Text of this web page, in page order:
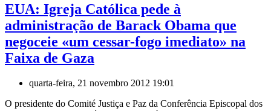
EUA: Igreja Católica pede à
administração de Barack Obama que
negoceie «um cessar-fogo imediato» na
Faixa de Gaza
quarta-feira, 21 novembro 2012 19:01
O presidente do Comité Justiça e Paz da Conferência Episcopal dos